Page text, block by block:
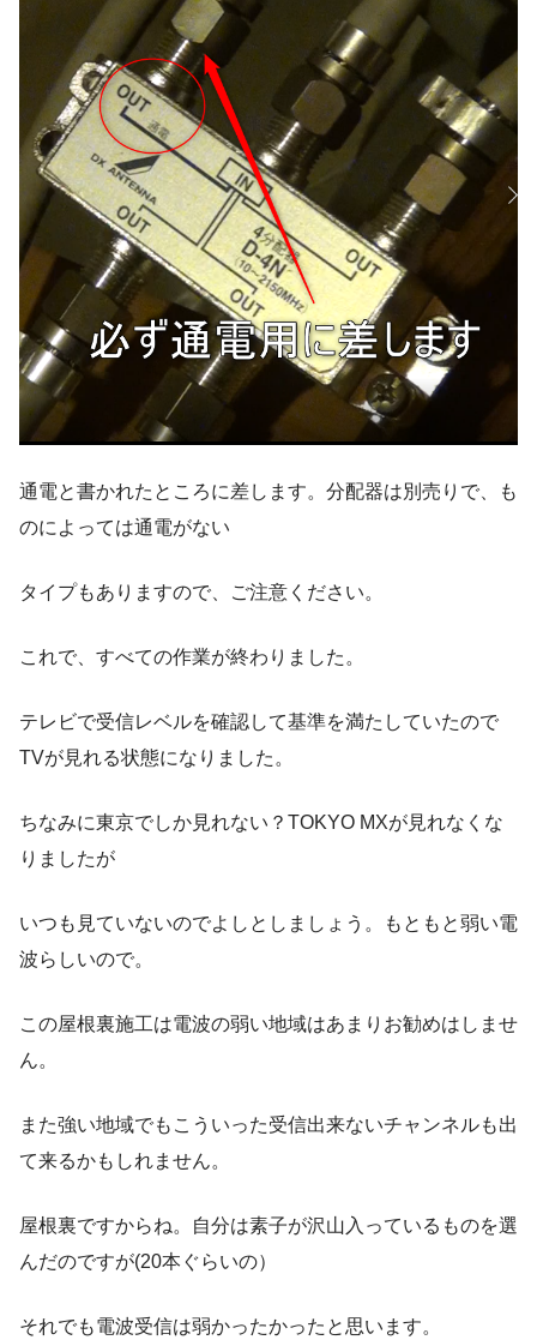
通電と書かれたところに差します。分配器は別売りで、も
のによっては通電がない
タイプもありますので、ご注意ください。
これで、すべての作業が終わりました。
テレビで受信レベルを確認して基準を満たしていたので
TVが見れる状態になりました。
ちなみに東京でしか見れない？TOKYO MXが見れなくな
りましたが
いつも見ていないのでよしとしましょう。もともと弱い電
波らしいので。
この屋根裏施工は電波の弱い地域はあまりお勧めはしませ
ん。
また強い地域でもこういった受信出来ないチャンネルも出
て来るかもしれません。
屋根裏ですからね。自分は素子が沢山入っているものを選
んだのですが(20本ぐらいの）
それでも電波受信は弱かったかったと思います。